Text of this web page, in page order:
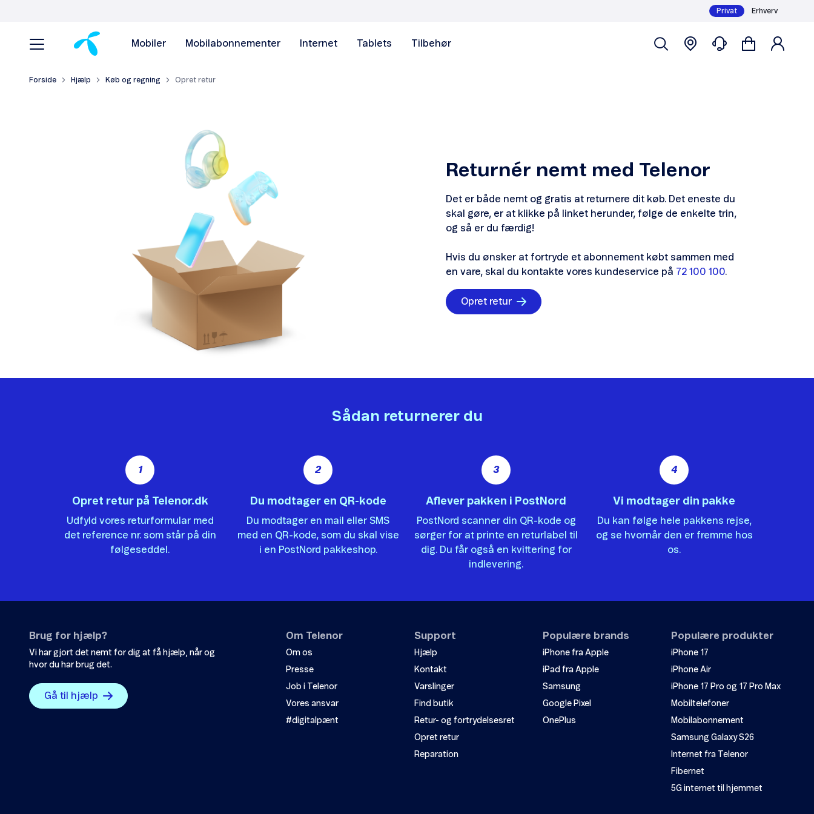
Privat Erhverv
Mobiler Mobilabonnementer Internet Tablets Tilbehør
Forside Hjælp Køb og regning Opret retur
Returnér nemt med Telenor
Det er både nemt og gratis at returnere dit køb. Det eneste du
skal gøre, er at klikke på linket herunder, følge de enkelte trin,
og så er du færdig!
Hvis du ønsker at fortryde et abonnement købt sammen med
en vare, skal du kontakte vores kundeservice på 72 100 100.
Opret retur
Sådan returnerer du
1
Opret retur på Telenor.dk
Udfyld vores returformular med
det reference nr. som står på din
følgeseddel.
2
Du modtager en QR-kode
Du modtager en mail eller SMS
med en QR-kode, som du skal vise
i en PostNord pakkeshop.
3
Aflever pakken i PostNord
PostNord scanner din QR-kode og
sørger for at printe en returlabel til
dig. Du får også en kvittering for
indlevering.
4
Vi modtager din pakke
Du kan følge hele pakkens rejse,
og se hvornår den er fremme hos
os.
Brug for hjælp?
Vi har gjort det nemt for dig at få hjælp, når og
hvor du har brug det.
Gå til hjælp
Om Telenor
Om os
Presse
Job i Telenor
Vores ansvar
#digitalpænt
Support
Hjælp
Kontakt
Varslinger
Find butik
Retur- og fortrydelsesret
Opret retur
Reparation
Populære brands
iPhone fra Apple
iPad fra Apple
Samsung
Google Pixel
OnePlus
Populære produkter
iPhone 17
iPhone Air
iPhone 17 Pro og 17 Pro Max
Mobiltelefoner
Mobilabonnement
Samsung Galaxy S26
Internet fra Telenor
Fibernet
5G internet til hjemmet